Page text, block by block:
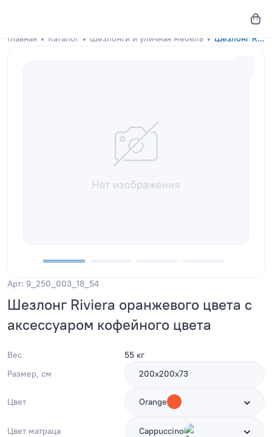
Главная Каталог Шезлонги и уличная мебель Шезлонг Riviera Orange с аксессуаром кофейного цвета
Арт: 9_250_003_18_54
Шезлонг Riviera оранжевого цвета с
аксессуаром кофейного цвета
Вес
55 кг
Размер, см
200х200х73
Цвет Orange
Цвет матраца Cappuccino